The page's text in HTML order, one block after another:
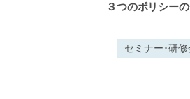
３つのポリシー
セミナー･研修